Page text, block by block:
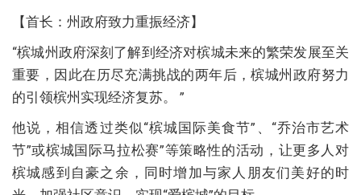
【首长：州政府致力重振经济】
“槟城州政府深刻了解到经济对槟城未来的繁荣发展至关
重要，因此在历尽充满挑战的两年后，槟城州政府努力
的引领槟州实现经济复苏。 ”
他说，相信透过类似“槟城国际美食节”、“乔治市艺术
节”或槟城国际马拉松赛”等策略性的活动，让更多人对
槟城感到自豪之余，同时增加与家人朋友们美好的时